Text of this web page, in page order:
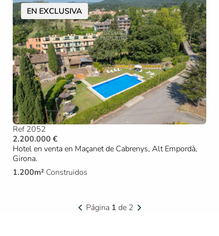
EN EXCLUSIVA
Ref 2052
2.200.000 €
Hotel en venta en Maçanet de Cabrenys, Alt Empordà,
Girona.
1.200m² Construidos
Página 1 de 2